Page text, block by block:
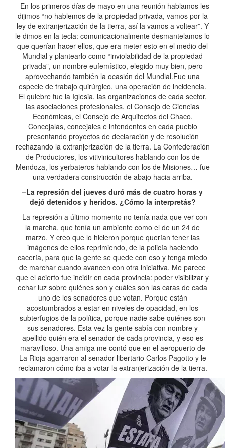
–En los primeros días de mayo en una reunión hablamos les
dijimos “no hablemos de la propiedad privada, vamos por la
ley de extranjerización de la tierra, así la vamos a voltear”. Y
le dimos en la tecla: comunicacionalmente desmantelamos lo
que querían hacer ellos, que era meter esto en el medio del
Mundial y plantearlo como “inviolabilidad de la propiedad
privada”, un nombre eufemístico, elegido muy bien, pero
aprovechando también la ocasión del Mundial.Fue una
especie de trabajo quirúrgico, una operación de incidencia.
El quiebre fue la Iglesia, las organizaciones de cada sector,
las asociaciones profesionales, el Consejo de Ciencias
Económicas, el Consejo de Arquitectos del Chaco.
Concejalas, concejales e intendentes en cada pueblo
presentando proyectos de declaración y de resolución
rechazando la extranjerización de la tierra. La Confederación
de Productores, los vitivinicultores hablando con los de
Mendoza, los yerbateros hablando con los de Misiones… fue
una verdadera construcción de abajo hacia arriba.
–La represión del jueves duró más de cuatro horas y
dejó detenidos y heridos. ¿Cómo la interpretás?
–La represión a último momento no tenía nada que ver con
la marcha, que tenía un ambiente como el de un 24 de
marzo. Y creo que lo hicieron porque querían tener las
imágenes de ellos reprimiendo, de la policía haciendo
cacería, para que la gente se quede con eso y tenga miedo
de marchar cuando avancen con otra iniciativa. Me parece
que el acierto fue incidir en cada provincia: poder visibilizar y
echar luz sobre quiénes son y cuáles son las caras de cada
uno de los senadores que votan. Porque están
acostumbrados a estar en niveles de opacidad, en los
subterfugios de la política, porque nadie sabe quiénes son
sus senadores. Esta vez la gente sabía con nombre y
apellido quién era el senador de cada provincia, y eso es
maravilloso. Una amiga me contó que en el aeropuerto de
La Rioja agarraron al senador libertario Carlos Pagotto y le
reclamaron cómo iba a votar la extranjerización de la tierra.